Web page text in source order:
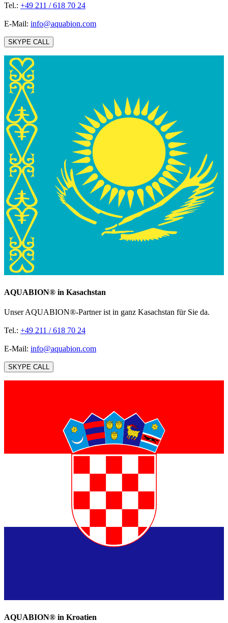
Tel.: +49 211 / 618 70 24
E-Mail: info@aquabion.com
SKYPE CALL
AQUABION®️ in Kasachstan
Unser AQUABION®-Partner ist in ganz Kasachstan für Sie da.
Tel.: +49 211 / 618 70 24
E-Mail: info@aquabion.com
SKYPE CALL
AQUABION®️ in Kroatien